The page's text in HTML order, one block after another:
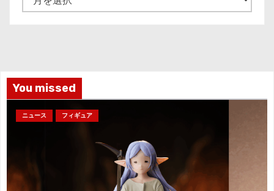
ー
You missed
ニュース フィギュア